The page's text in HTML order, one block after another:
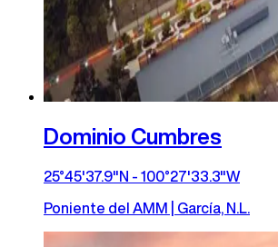
Dominio Cumbres
25°45'37.9"N - 100°27'33.3"W
Poniente del AMM | García, N.L.